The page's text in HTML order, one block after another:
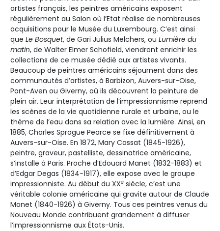
artistes français, les peintres américains exposent
régulièrement au Salon où l’Etat réalise de nombreuses
acquisitions pour le Musée du Luxembourg. C’est ainsi
que Le Bosquet, de Gari Julius Melchers, ou Lumière du
matin, de Walter Elmer Schofield, viendront enrichir les
collections de ce musée dédié aux artistes vivants.
Beaucoup de peintres américains séjournent dans des
communautés d’artistes, à Barbizon, Auvers-sur-Oise,
Pont-Aven ou Giverny, où ils découvrent la peinture de
plein air. Leur interprétation de l’impressionnisme reprend
les scènes de la vie quotidienne rurale et urbaine, ou le
thème de l’eau dans sa relation avec la lumière. Ainsi, en
1885, Charles Sprague Pearce se fixe définitivement à
Auvers-sur-Oise. En 1872, Mary Cassat (1845-1926),
peintre, graveur, pastelliste, dessinatrice américaine,
s’installe à Paris. Proche d’Edouard Manet (1832-1883) et
d’Edgar Degas (1834-1917), elle expose avec le groupe
impressionniste. Au début du XXe siècle, c’est une
véritable colonie américaine qui gravite autour de Claude
Monet (1840-1926) à Giverny. Tous ces peintres venus du
Nouveau Monde contribuent grandement à diffuser
l’impressionnisme aux États-Unis.